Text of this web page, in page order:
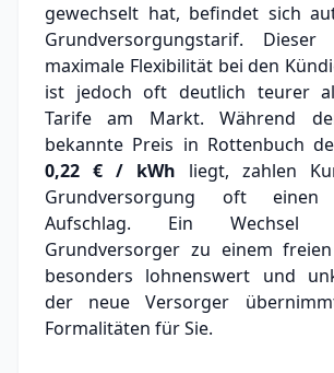
gewechselt hat, befindet sich
Grundversorgungstarif.
maximale Flexibilität bei den
ist jedoch oft deutlich teurer
Tarife am Markt.Während
bekannte Preis in Rottenbuch
0,22 € / kWh liegt, zahlen
Grundversorgung oft einen
Aufschlag. Ein Wechsel
Grundversorger zu einem
besonders lohnenswert und
der neue Versorger
Formalitäten für Sie.